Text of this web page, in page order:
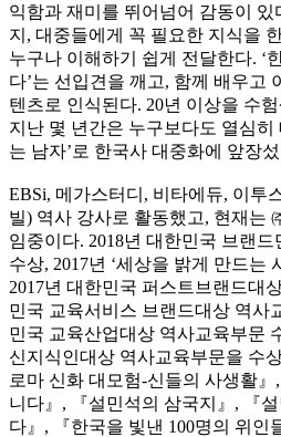
익함과 재미를 뛰어넘어 감동이 있
지, 대중들에게 꼭 필요한 지식을
누구나 이해하기 쉽게 전달한다. ‘
다’는 선입견을 깨고, 함께 배우고
텐츠로 인식된다. 20년 이상을 수
지난 몇 년간은 누구보다도 열심히
는 남자’로 한국사 대중화에 앞장
EBSi, 메가스터디, 비타에듀, 이투
빌) 역사 강사로 활동했고, 현재는
임중이다. 2018년 대한민국 브랜
수상, 2017년 ‘세상을 밝게 만드는
2017년 대한민국 퍼스트브랜드대
민국 교육서비스 브랜드대상 역사
민국 교육산업대상 역사교육부문
신지식인대상 역사교육부문을 수
로마 신화 대모험-신들의 사생활
니다』, 『설민석의 삼국지』, 『
다』, 『한국을 빛낸 100명의 위인